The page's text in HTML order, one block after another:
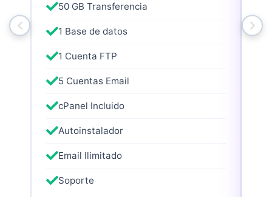
50 GB Transferencia
1 Base de datos
1 Cuenta FTP
5 Cuentas Email
cPanel Incluido
Autoinstalador
Email Ilimitado
Soporte